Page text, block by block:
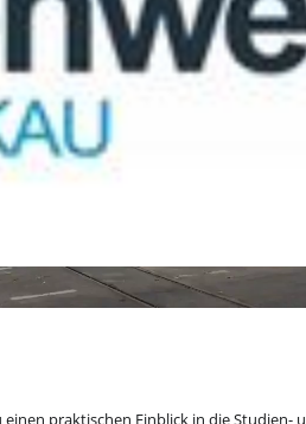
praktischen Einblick in die